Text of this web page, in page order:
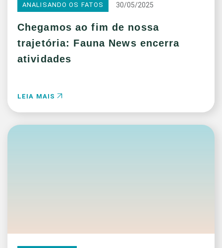
ANALISANDO OS FATOS 30/05/2025
Chegamos ao fim de nossa
trajetória: Fauna News encerra
atividades
LEIA MAIS